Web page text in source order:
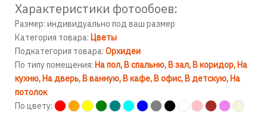
Характеристики фотообоев:
Размер: индивидуально под ваш размер
Категория товара: Цветы
Подкатегория товара: Орхидеи
По типу помещения: На пол В спальню В зал В коридор На
кухню На дверь В ванную В кафе В офис В детскую На
потолок
По цвету: